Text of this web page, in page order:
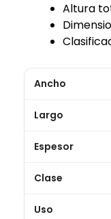
Altura
Ancho
Largo
Espesor
Clase
Uso